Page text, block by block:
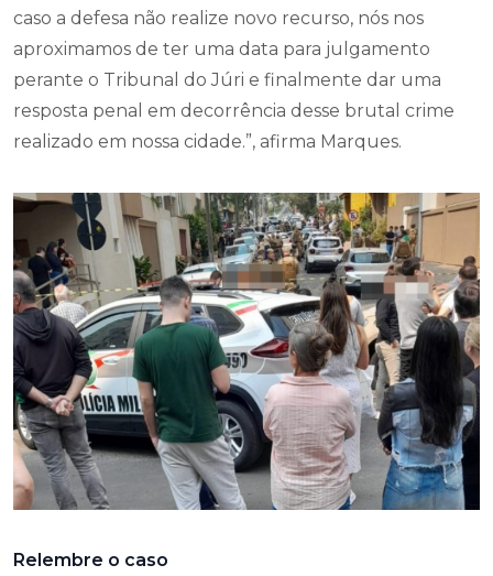
caso a defesa não realize novo recurso, nós nos
aproximamos de ter uma data para julgamento
perante o Tribunal do Júri e finalmente dar uma
resposta penal em decorrência desse brutal crime
realizado em nossa cidade.”, afirma Marques.
Relembre o caso